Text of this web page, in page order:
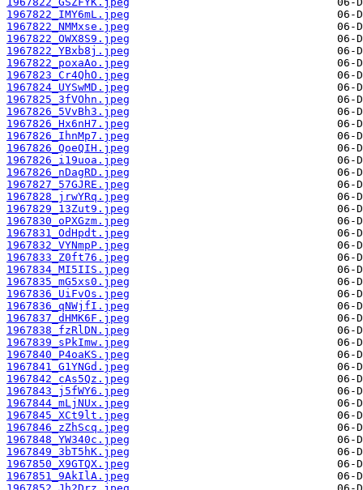
1967822_IMY6mL.jpeg
1967822_NMMxse.jpeg
1967822_OWX8S9.jpeg
1967822_YBxb8j.jpeg
1967822_poxaAo.jpeg
1967823_Cr4QhO.jpeg
1967824_UYSwMD.jpeg
1967825_3fVOhn.jpeg
1967826_5VvBh3.jpeg
1967826_Hx6nH7.jpeg
1967826_IhnMp7.jpeg
1967826_QoeQIH.jpeg
1967826_i19uoa.jpeg
1967826_nDagRD.jpeg
1967827_57GJRE.jpeg
1967828_jrwYRq.jpeg
1967829_13Zut9.jpeg
1967830_oPXGzm.jpeg
1967831_OdHpdt.jpeg
1967832_VYNmpP.jpeg
1967833_Z0ft76.jpeg
1967834_MI5IIS.jpeg
1967835_mG5xs0.jpeg
1967836_UiFvOs.jpeg
1967836_qNWjfI.jpeg
1967837_dHMK6F.jpeg
1967838_fzRlDN.jpeg
1967839_sPkImw.jpeg
1967840_P4oaKS.jpeg
1967841_G1YNGd.jpeg
1967842_cAs5Qz.jpeg
1967843_j5fWY6.jpeg
1967844_mLjNUx.jpeg
1967845_XCt9lt.jpeg
1967846_zZhScq.jpeg
1967848_YW340c.jpeg
1967849_3bT5hK.jpeg
1967850_X9GTQX.jpeg
1967851_9AkIlA.jpeg